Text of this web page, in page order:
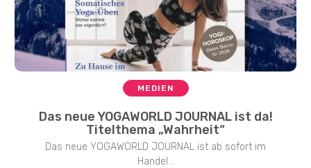
MEDIEN
Das neue YOGAWORLD JOURNAL ist da!
Titelthema „Wahrheit“
Das neue YOGAWORLD JOURNAL ist ab sofort im
Handel...